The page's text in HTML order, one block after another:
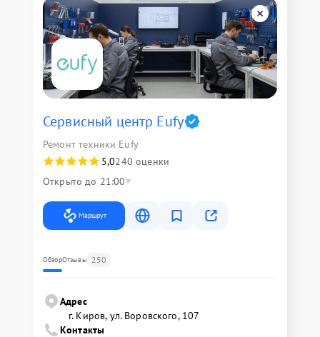
Сервисный центр Eufy
Ремонт техники Eufy
5,0240 оценки
Открыто до 21:00
Маршрут
ОбзорОтзывы 250
Адрес
г. Киров, ул. Воровского, 107
Контакты